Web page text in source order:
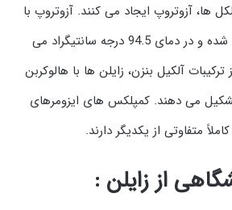
ها، آزوتروپ ایجاد می کنند. آزوتروپ با
آب از 60٪ زایلن تشکیل شده و در دمای 94.5 درجه سانتیگراد می
آلکیل بنزن، زایلن ها با هالوکربن
می دهند. کمپلکس های ایزومرهای
متفاوتی از یکدیگر دارند.
از زایلن :